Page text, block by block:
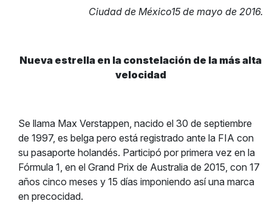
Ciudad de México15 de mayo de 2016.
Nueva estrella en la constelación de la más alta
velocidad
Se llama Max Verstappen, nacido el 30 de septiembre
de 1997, es belga pero está registrado ante la FIA con
su pasaporte holandés. Participó por primera vez en la
Fórmula 1, en el Grand Prix de Australia de 2015, con 17
años cinco meses y 15 días imponiendo así una marca
en precocidad.